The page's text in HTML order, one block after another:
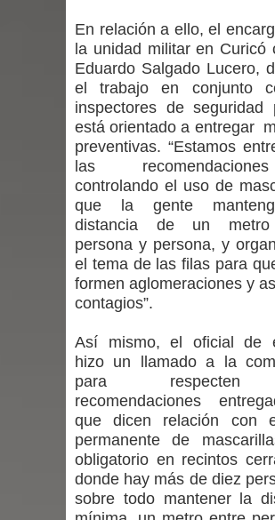
Del anime al K-pop:
de Chile analizan el
por las culturas japonesa y
Renuncia del seremi Minvu
Maule golpea al Gobierno
denuncias por viviendas
Talca
Diputado Jorge Guzmán
en la alta cordillera del
impacto ambiental
INDAP entregó $189
incentivos a usuarios de
En relación a ello, el
la unidad militar en Curicó
Eduardo Salgado Lucero,
el trabajo en conjunto
inspectores de seguridad
está orientado a entregar
preventivas. “Estamos
las
controlando el uso de
que la gente
distancia de un
persona y persona, y
el tema de las filas para
formen aglomeraciones y
contagios”.
Así mismo, el oficial de
hizo un llamado a la
para
recomendaciones
que dicen relación con
permanente de
obligatorio en recintos
donde hay más de diez
sobre todo mantener la